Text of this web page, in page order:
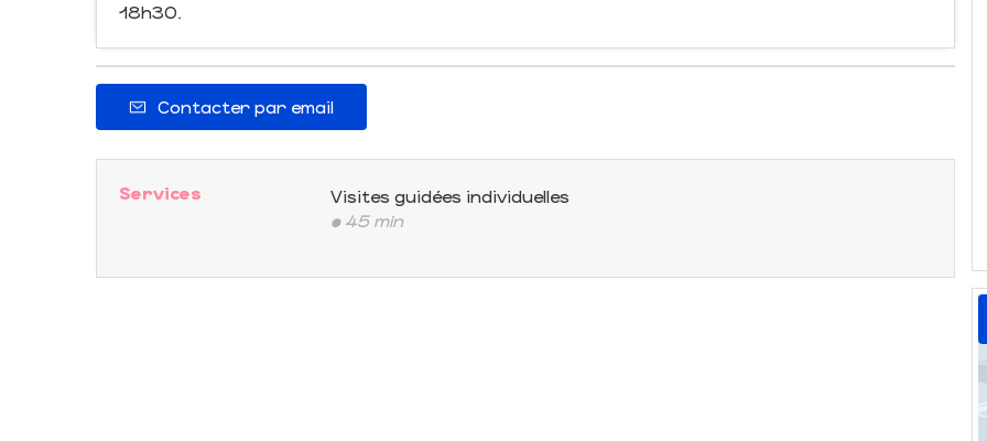
18h30.
Contacter par email
Services
Visites guidées individuelles
• 45 min